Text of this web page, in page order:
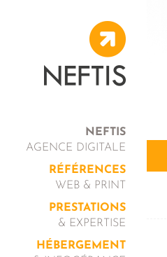
NEFTIS
AGENCE DIGITALE
RÉFÉRENCES
WEB & PRINT
PRESTATIONS
& EXPERTISE
HÉBERGEMENT